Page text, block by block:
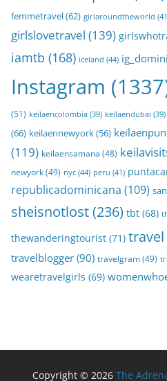
femmetravel(62) girlaroundtheworld
girlslovetravel (139)
iamtb (168) iceland (44)
Instagram
(51) keilaencolombia (39) keilaendubai (39)
(66) keilaennewyork(56)
(119) keilaensamana (48)
newyork(49) nyc (44) peru (41)
republicadominicana (109)
sheisnotlost(236) tbt (68)
thewanderingtourist (71) travel
travelblogger (90) travelgram(49)
wearetravelgirls (69)
Copyright © 2026 The